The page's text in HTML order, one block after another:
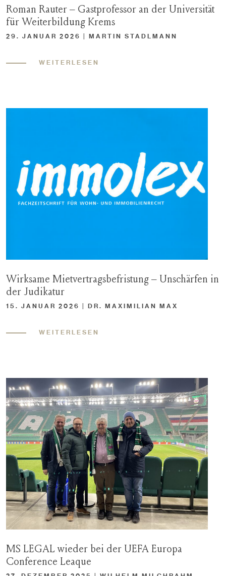
Roman Rauter – Gastprofessor an der Universität
für Weiterbildung Krems
29. JANUAR 2026 | MARTIN STADLMANN
WEITERLESEN
Wirksame Mietvertragsbefristung – Unschärfen in
der Judikatur
15. JANUAR 2026 | DR. MAXIMILIAN MAX
WEITERLESEN
MS LEGAL wieder bei der UEFA Europa
Conference Leaque